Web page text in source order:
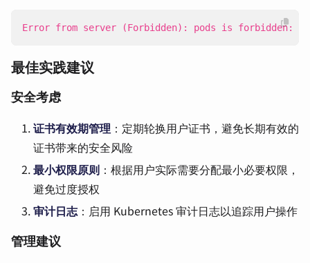
Error from server (Forbidden): pods is forbidden:
最佳实践建议
安全考虑
证书有效期管理 ：定期轮换用户证书，避免长期有效的
证书带来的安全风险
最小权限原则 ：根据用户实际需要分配最小必要权限，
避免过度授权
审计日志：启用 Kubernetes 审计日志以追踪用户操作
管理建议